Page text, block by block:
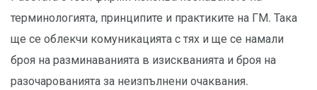
терминологията, принципите и практиките на ГМ. Така
ще се облекчи комуникацията с тях и ще се намали
броя на разминаванията в изискванията и броя на
разочарованията за неизпълнени очаквания.